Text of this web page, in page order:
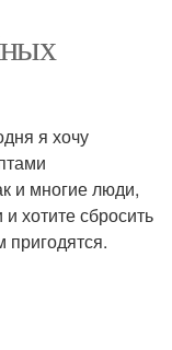
я хочу
и многие люди,
хотите сбросить